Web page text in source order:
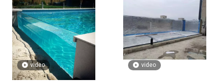
video video